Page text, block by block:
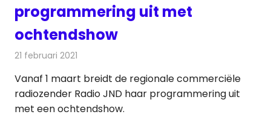
programmering uit met
ochtendshow
21 februari 2021
Vanaf 1 maart breidt de regionale commerciële
radiozender Radio JND haar programmering uit
met een ochtendshow.